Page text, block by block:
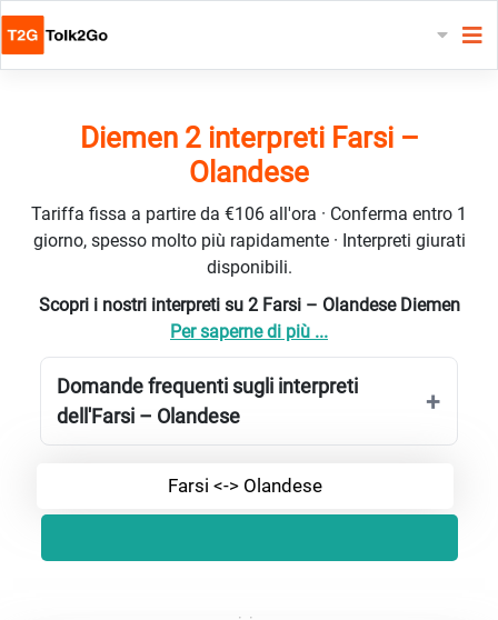
Diemen 2 interpreti Farsi –
Olandese
Tariffa fissa a partire da €106 all'ora · Conferma entro 1
giorno, spesso molto più rapidamente · Interpreti giurati
disponibili.
Scopri i nostri interpreti su 2 Farsi – Olandese Diemen
Per saperne di più ...
Domande frequenti sugli interpreti
dell'Farsi – Olandese
Farsi <-> Olandese